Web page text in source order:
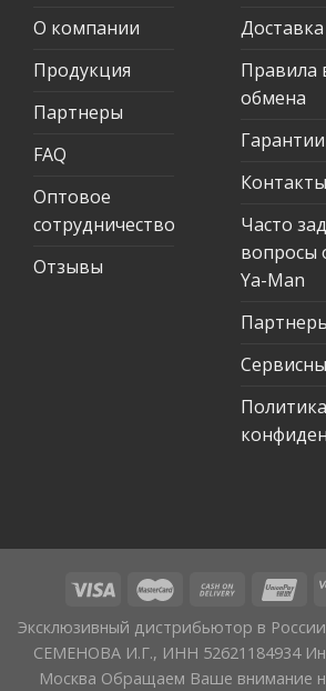
О компании
Продукция
Партнеры
FAQ
Оптовое
сотрудничество
Отзывы
Правила
обмена
Гарантии
Контакты
Часто
вопросы
Ya-Man
Политика
Эксклюзивный дистрибьютор в
СЕМЕНОВА И.Г., ИНН 52621184934
Москва Обращаем Ваше внимание